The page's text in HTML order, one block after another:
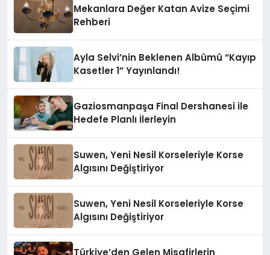
Mekanlara Değer Katan Avize Seçimi
Rehberi
Ayla Selvi’nin Beklenen Albümü “Kayıp
Kasetler 1” Yayınlandı!
Gaziosmanpaşa Final Dershanesi ile
Hedefe Planlı İlerleyin
Suwen, Yeni Nesil Korseleriyle Korse
Algısını Değiştiriyor
Suwen, Yeni Nesil Korseleriyle Korse
Algısını Değiştiriyor
Türkiye’den Gelen Misafirlerin